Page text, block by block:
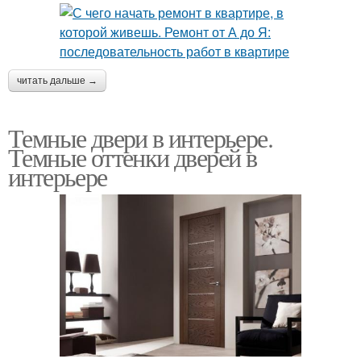
читать дальше →
Темные двери в интерьере.
Темные оттенки дверей в
интерьере